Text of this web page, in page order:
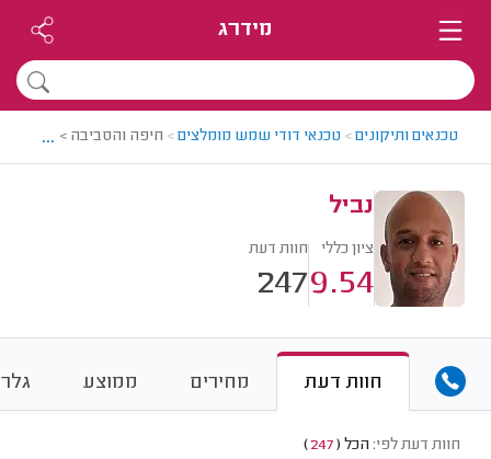
מידרג
טכנאים ותיקונים> טכנאי דודי שמש מומלצים> חיפה והסביבה > טכנאי
...
נביל
ציון כללי
9.54
חוות דעת
247
חוות דעת מחירים ממוצע
חוות דעת לפי: הכל (
247
)